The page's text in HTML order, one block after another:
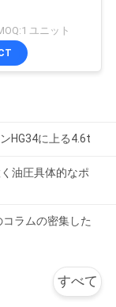
ユニット
HG34に上る4.6t
油圧具体的なポ
ラムの密集した
すべて